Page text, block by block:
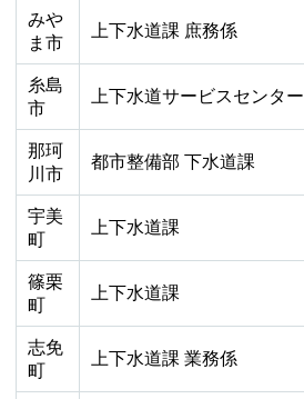
みや
ま市
上下水道課 庶務係
糸島
市
上下水道サービスセンター
那珂
川市
都市整備部 下水道課
宇美
町
上下水道課
篠栗
町
上下水道課
志免
町
上下水道課 業務係